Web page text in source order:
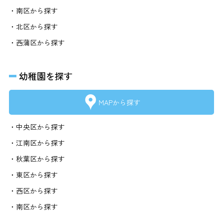
・南区から探す
・北区から探す
・西蒲区から探す
幼稚園を探す
MAPから探す
・中央区から探す
・江南区から探す
・秋葉区から探す
・東区から探す
・西区から探す
・南区から探す